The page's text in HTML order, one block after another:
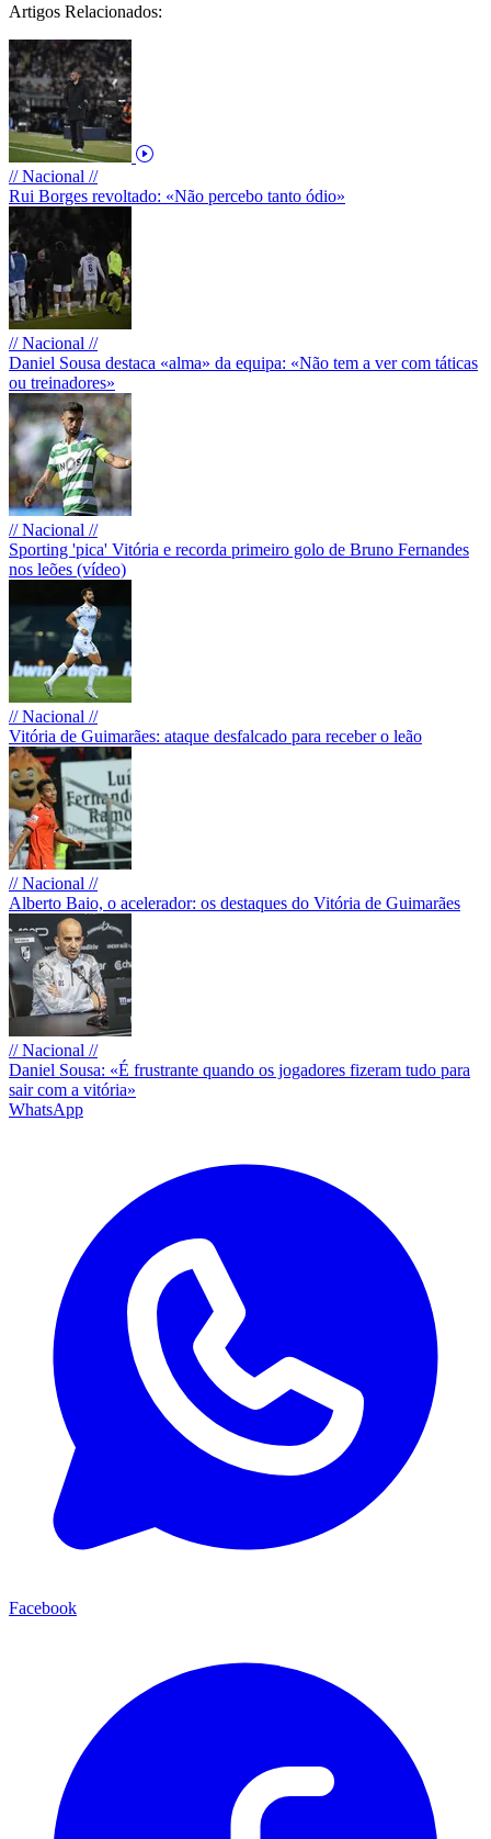
Artigos Relacionados:
// Nacional //
Rui Borges revoltado: «Não percebo tanto ódio»
// Nacional //
Daniel Sousa destaca «alma» da equipa: «Não tem a ver com táticas
ou treinadores»
// Nacional //
Sporting 'pica' Vitória e recorda primeiro golo de Bruno Fernandes
nos leões (vídeo)
// Nacional //
Vitória de Guimarães: ataque desfalcado para receber o leão
// Nacional //
Alberto Baio, o acelerador: os destaques do Vitória de Guimarães
// Nacional //
Daniel Sousa: «É frustrante quando os jogadores fizeram tudo para
sair com a vitória»
WhatsApp
Facebook